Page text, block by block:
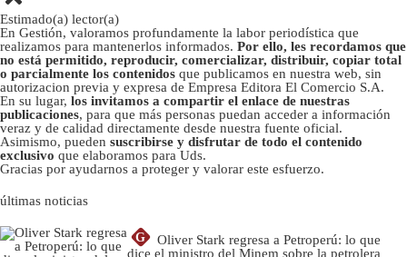
Estimado(a) lector(a)
En Gestión, valoramos profundamente la labor periodística que
realizamos para mantenerlos informados. Por ello, les recordamos que
no está permitido, reproducir, comercializar, distribuir, copiar total
o parcialmente los contenidos que publicamos en nuestra web, sin
autorizacion previa y expresa de Empresa Editora El Comercio S.A.
En su lugar, los invitamos a compartir el enlace de nuestras
publicaciones, para que más personas puedan acceder a información
veraz y de calidad directamente desde nuestra fuente oficial.
Asimismo, pueden suscribirse y disfrutar de todo el contenido
exclusivo que elaboramos para Uds.
Gracias por ayudarnos a proteger y valorar este esfuerzo.
últimas noticias
G
Oliver Stark regresa a Petroperú: lo que
dice el ministro del Minem sobre la petrolera